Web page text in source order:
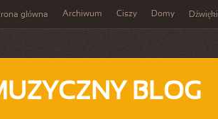
główna Archiwum Ciszy Domy Dźwięki
BLOG